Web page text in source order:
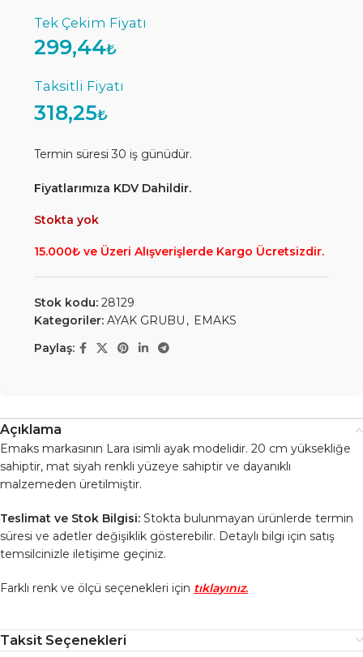
299,44₺
318,25₺
Termin süresi 30 iş günüdür.
Fiyatlarımıza KDV Dahildir.
Stokta yok
15.000₺ ve Üzeri Alışverişlerde Kargo Ücretsizdir.
Stok kodu: 28129
Kategoriler: AYAK GRUBU , EMAKS
Paylaş:
Açıklama
Emaks markasının Lara isimli ayak modelidir. 20 cm yüksekliğe
sahiptir, mat siyah renkli yüzeye sahiptir ve dayanıklı
malzemeden üretilmiştir.
Teslimat ve Stok Bilgisi: Stokta bulunmayan ürünlerde termin
süresi ve adetler değişiklik gösterebilir. Detaylı bilgi için satış
temsilcinizle iletişime geçiniz.
Farklı renk ve ölçü seçenekleri için tıklayınız.
Taksit Seçenekleri